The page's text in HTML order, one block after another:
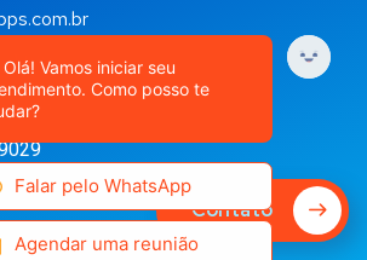
4108
Contato
Olá! Vamos iniciar seu
Como posso te
Falar pelo WhatsApp
Agendar uma reunião